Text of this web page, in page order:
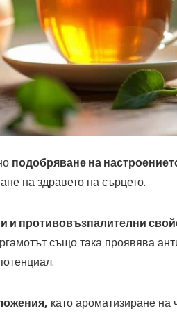
подобряване на
на здравето на сърцето.
и противовъзпалителни
също така проявява
като ароматизиране на